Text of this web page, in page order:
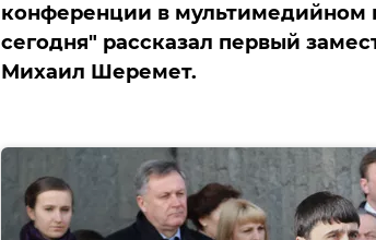
конференции в мультимедийном
сегодня" рассказал первый
Михаил Шеремет.